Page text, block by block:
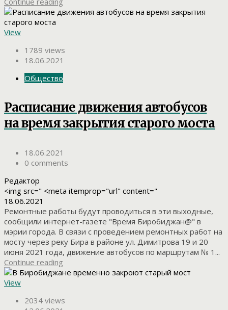
View
1789 views
18.06.2021
Общество
Расписание движения автобусов
на время закрытия старого моста
18.06.2021
0 comments
Редактор
<img src=" <meta itemprop="url" content="
18.06.2021
Ремонтные работы будут проводиться в эти выходные,
сообщили интернет-газете "Время Биробиджан@" в
мэрии города. В связи с проведением ремонтных работ на
мосту через реку Бира в районе ул. Димитрова 19 и 20
июня 2021 года, движение автобусов по маршрутам № 1...
Continue reading
View
2034 views